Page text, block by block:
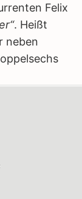
Felix
. Heißt
neben